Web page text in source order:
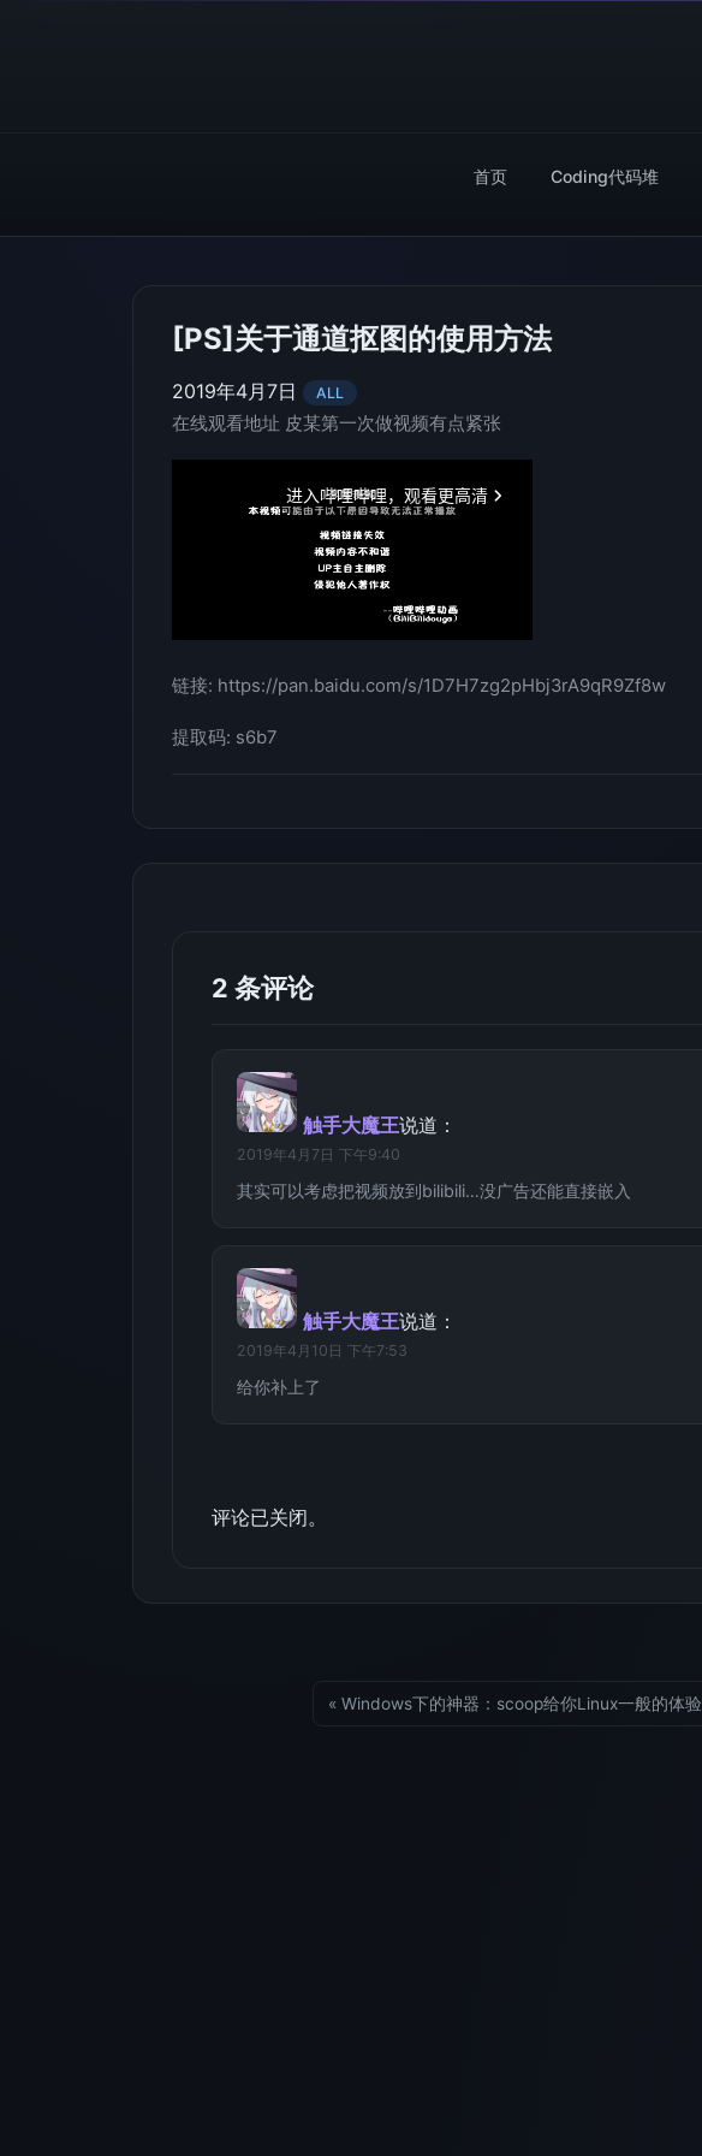
首页 Coding代码堆
[PS]关于通道抠图的使用方法
2019年4月7日 ALL
在线观看地址 皮某第一次做视频有点紧张
链接: https://pan.baidu.com/s/1D7H7zg2pHbj3rA9qR9Zf8w
提取码: s6b7
2 条评论
触手大魔王说道：
2019年4月7日 下午9:40
其实可以考虑把视频放到bilibili…没广告还能直接嵌入
触手大魔王说道：
2019年4月10日 下午7:53
给你补上了
评论已关闭。
« Windows下的神器：scoop给你Linux一般的体验